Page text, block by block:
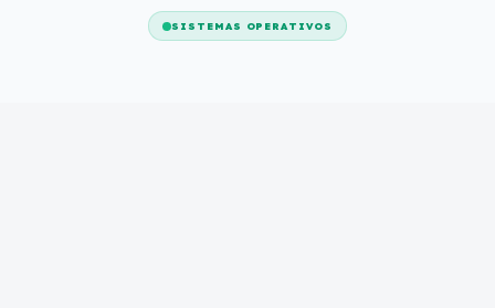
SISTEMAS OPERATIVOS